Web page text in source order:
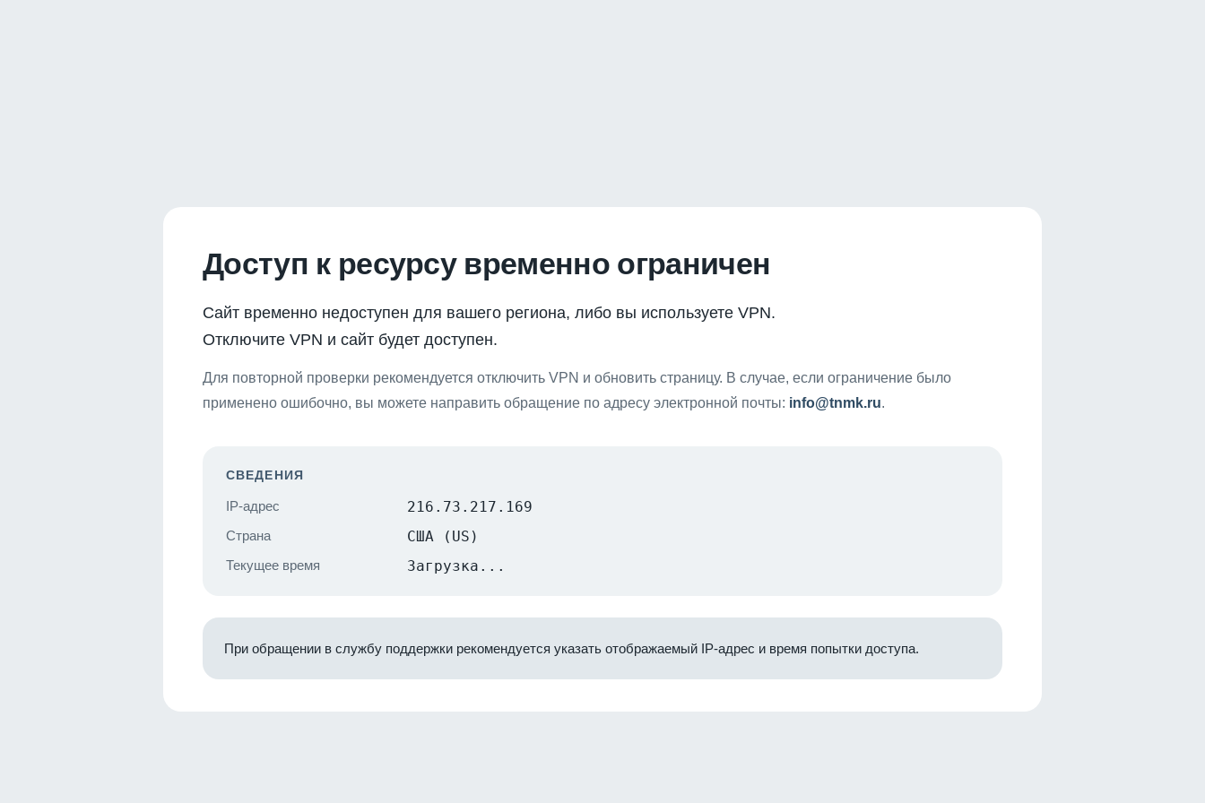
Доступ к ресурсу временно ограничен
Сайт временно недоступен для вашего региона, либо вы используете VPN.
Отключите VPN и сайт будет доступен.
Для повторной проверки рекомендуется отключить VPN и обновить страницу. В случае, если ограничение было
применено ошибочно, вы можете направить обращение по адресу электронной почты: info@tnmk.ru.
СВЕДЕНИЯ
IP-адрес 216.73.217.169
Страна США (US)
Текущее время Загрузка...
При обращении в службу поддержки рекомендуется указать отображаемый IP-адрес и время попытки доступа.